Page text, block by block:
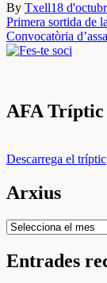
By Txell18
Navegació
d'entrades
Primera sortida de
Convocatòria
AFA Tríptic
Descarrega el tríptic
Arxius
Arxius
Entrades